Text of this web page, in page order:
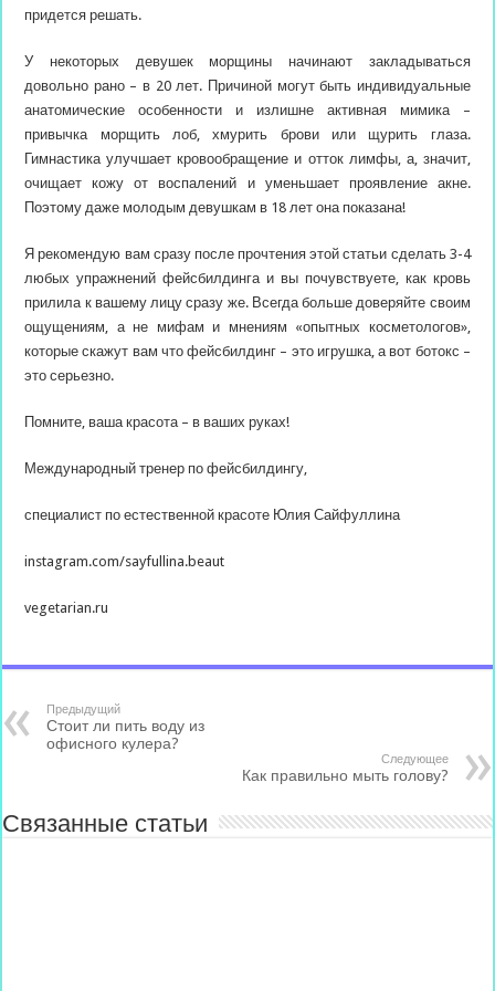
придется решать.
У некоторых девушек морщины начинают закладываться
довольно рано – в 20 лет. Причиной могут быть индивидуальные
анатомические особенности и излишне активная мимика –
привычка морщить лоб, хмурить брови или щурить глаза.
Гимнастика улучшает кровообращение и отток лимфы, а, значит,
очищает кожу от воспалений и уменьшает проявление акне.
Поэтому даже молодым девушкам в 18 лет она показана!
Я рекомендую вам сразу после прочтения этой статьи сделать 3-4
любых упражнений фейсбилдинга и вы почувствуете, как кровь
прилила к вашему лицу сразу же. Всегда больше доверяйте своим
ощущениям, а не мифам и мнениям «опытных косметологов»,
которые скажут вам что фейсбилдинг – это игрушка, а вот ботокс –
это серьезно.
Помните, ваша красота – в ваших руках!
Международный тренер по фейсбилдингу,
специалист по естественной красоте Юлия Сайфуллина
instagram.com/sayfullina.beaut
vegetarian.ru
Предыдущий
Стоит ли пить воду из
офисного кулера?
Следующее
Как правильно мыть голову?
Связанные статьи